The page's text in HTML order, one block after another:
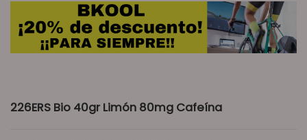
226ERS Bio 40gr Limón 80mg Cafeína